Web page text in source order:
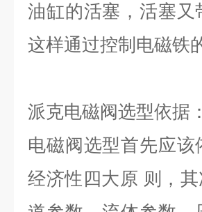
油缸的活塞，活塞
这样通过控制电磁铁
派克电磁阀选型依据：
电磁阀选型首先应
经济性四大原 则，